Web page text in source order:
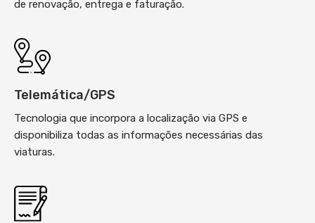
de renovação, entrega e faturação.
Telemática/GPS
Tecnologia que incorpora a localização via GPS e
disponibiliza todas as informações necessárias das
viaturas.